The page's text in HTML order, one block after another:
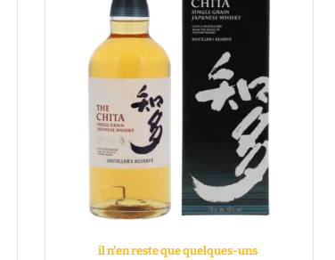
il n'en reste que quelques-uns